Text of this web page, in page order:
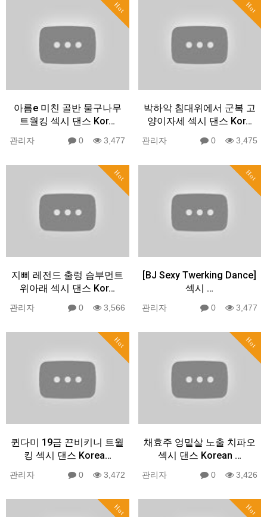
Hot
아름e 미친 골반 물구나무
트월킹 섹시 댄스 Kor…
관리자 0 3,477
Hot
박하악 침대위에서 군복 고
양이자세 섹시 댄스 Kor…
관리자 0 3,475
Hot
지삐 레전드 출렁 슴부먼트
위아래 섹시 댄스 Kor…
관리자 0 3,566
Hot
[BJ Sexy Twerking Dance]
섹시 …
관리자 0 3,477
Hot
퀸다미 19금 끈비키니 트월
킹 섹시 댄스 Korea…
관리자 0 3,472
Hot
채효주 엉밑살 노출 치파오
섹시 댄스 Korean …
관리자 0 3,426
Hot Hot